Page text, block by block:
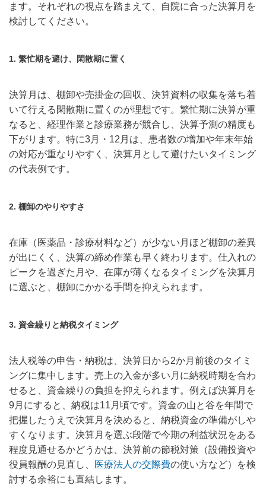
ます。それぞれの視点を踏まえて、自院に合った決算月を
検討してください。
1. 繁忙期を避け、閑散期に置く
決算月は、棚卸や売掛金の回収、決算資料の収集を落ち着
いて行える閑散期に置くのが理想です。繁忙期に決算が重
なると、経理作業と診療業務が競合し、決算予測の精度も
下がります。特に3月・12月は、患者数の増加や年末年始
の対応が重なりやすく、決算月として避けたいタイミング
の代表例です。
2. 棚卸のやりやすさ
在庫（医薬品・診療材料など）が少ない月ほど棚卸の差異
が出にくく、決算の締め作業も早く終わります。仕入れの
ピークを過ぎた月や、在庫が薄くなるタイミングを決算月
に選ぶと、棚卸にかかる手間を抑えられます。
3. 資金繰りと納税タイミング
法人税等の申告・納税は、決算日から2か月前後のタイミ
ングに集中します。売上の入金が多い月に納税時期を合わ
せると、資金繰りの負担を抑えられます。例えば決算月を
9月にすると、納税は11月頃です。資金の山と谷を年間で
把握したうえで決算月を決めると、納税資金の準備がしや
すくなります。決算月を選ぶ段階で今期の利益状況をある
程度見通せるかどうかは、決算前の節税対策（設備投資や
役員報酬の見直し、
医療法人の交際費の使い方など）を検
討する余裕にも直結します。